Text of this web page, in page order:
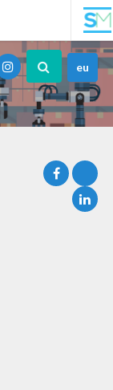
eu